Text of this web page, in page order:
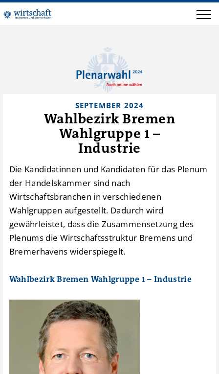
SEPTEMBER 2024
Wahlbezirk Bremen
Wahlgruppe 1 –
Industrie
Die Kandidatinnen und Kandidaten für das Plenum
der Handelskammer sind nach
Wirtschaftsbranchen in verschiedenen
Wahlgruppen aufgestellt. Dadurch wird
gewährleistet, dass die Zusammensetzung des
Plenums die Wirtschaftsstruktur Bremens und
Bremerhavens widerspiegelt.
Wahlbezirk Bremen Wahlgruppe 1 – Industrie